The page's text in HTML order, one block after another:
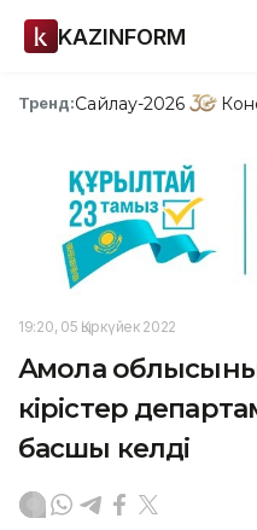
KAZINFORM
Тренд:Сайлау-2026
19:20, 05 Қыркүйек 2022
Ақмола
кірістер
басшы келді